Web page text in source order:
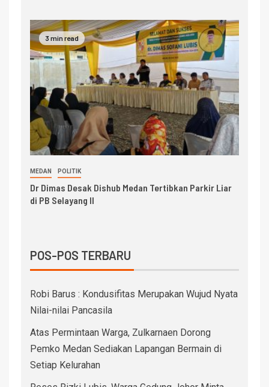
3 min read
MEDAN POLITIK
Dr Dimas Desak Dishub Medan Tertibkan Parkir Liar
di PB Selayang II
POS-POS TERBARU
Robi Barus : Kondusifitas Merupakan Wujud Nyata
Nilai-nilai Pancasila
Atas Permintaan Warga, Zulkarnaen Dorong
Pemko Medan Sediakan Lapangan Bermain di
Setiap Kelurahan